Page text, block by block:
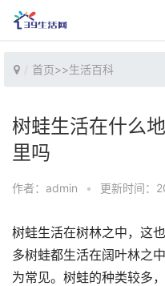
首页>>生活百科
树蛙生活在什么
里吗
作者：admin • 更新时间：
树蛙生活在树林之中，这
多树蛙都生活在阔叶林之
为常见。树蛙的种类较多